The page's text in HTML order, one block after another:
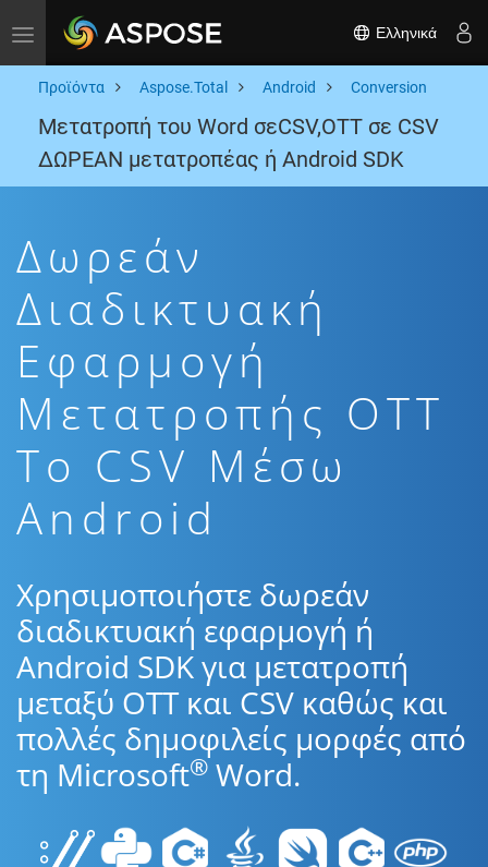
Toggle navigation Ελληνικά
Προϊόντα Aspose.Total Android Conversion
Μετατροπή του Word σεCSV,OTT σε CSV
ΔΩΡΕΑΝ μετατροπέας ή Android SDK
Δωρεάν
Διαδικτυακή
Εφαρμογή
Μετατροπής OTT
To CSV Μέσω
Android
Χρησιμοποιήστε δωρεάν
διαδικτυακή εφαρμογή ή
Android SDK για μετατροπή
μεταξύ OTT και CSV καθώς και
πολλές δημοφιλείς μορφές από
τη Microsoft® Word.